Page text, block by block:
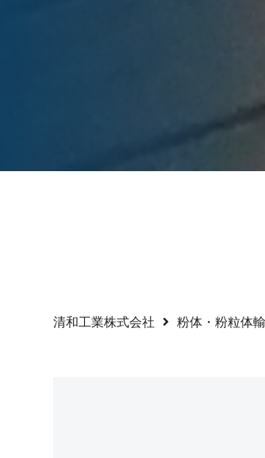
清和工業株式会社 粉体・粉粒体